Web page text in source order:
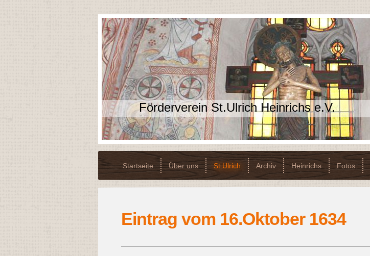
Förderverein St.Ulrich Heinrichs e.V.
Startseite Über uns St.Ulrich Archiv Heinrichs Fotos
Eintrag vom 16.Oktober 1634